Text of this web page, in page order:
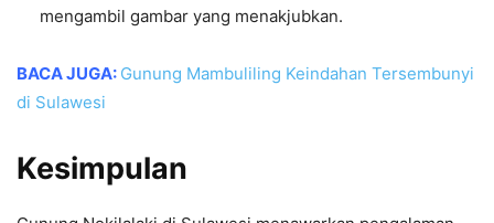
mengambil gambar yang menakjubkan.
BACA JUGA: Gunung Mambuliling Keindahan Tersembunyi
di Sulawesi
Kesimpulan